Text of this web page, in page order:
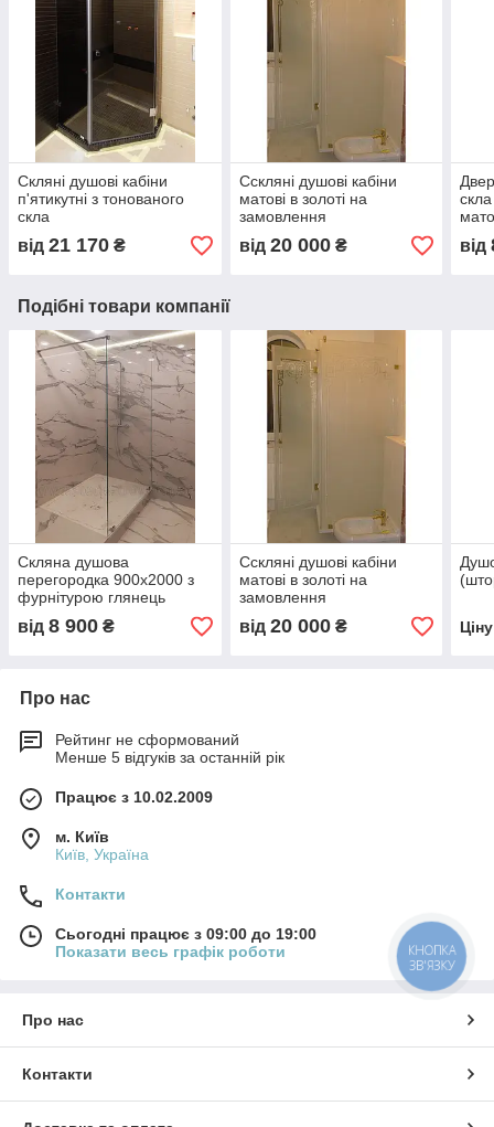
Скляні душові кабіни
п'ятикутні з тонованого
скла
від 21 170 ₴
Сскляні душові кабіни
матові в золоті на
замовлення
від 20 000₴ від
Подібні товари компанії
Скляна душова
перегородка 900х2000 з
фурнітурою глянець
від 8 900 ₴
Сскляні душові кабіни
матові в золоті на
замовлення
від 20 000₴
Про нас
Рейтинг не сформований
Менше 5 відгуків за останній рік
Працює з 10.02.2009
м. Київ
Київ, Україна
Контакти
Сьогодні працює з 09:00 до 19:00
Показати весь графік роботи
Про нас
Контакти
КНОПКА
ЗВ'ЯЗКУ